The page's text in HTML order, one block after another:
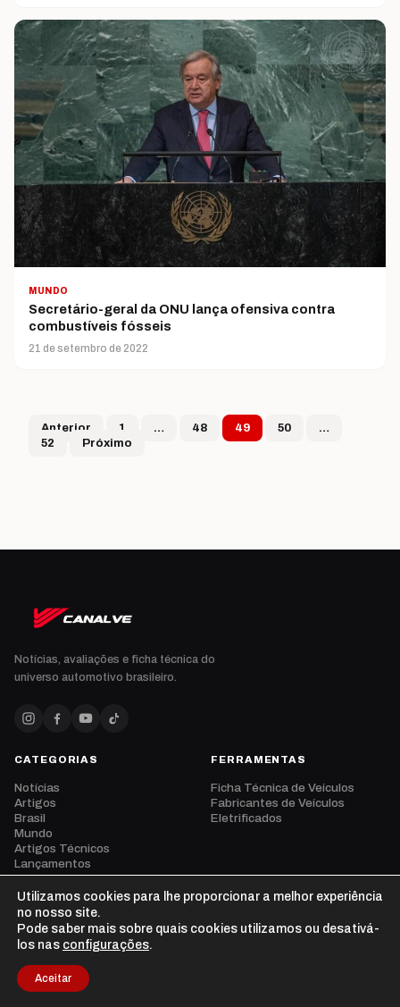
MUNDO
Secretário-geral da ONU lança ofensiva contra
combustíveis fósseis
21 de setembro de 2022
Paginação de
Anterior 1 … 48 49 50
…
52
Próximo
Notícias, avaliações e ficha técnica do
universo automotivo brasileiro.
CATEGORIAS
Notícias
Artigos
Brasil
Mundo
Artigos Técnicos
Lançamentos
Eventos
Opinião
Vídeos
FERRAMENTAS
Ficha Técnica de Veículos
Fabricantes de Veículos
Eletrificados
© 2026 CanalVE. Todos os direitos reservados.
Utilizamos cookies para lhe proporcionar a melhor experiência
no nosso site.
Pode saber mais sobre quais cookies utilizamos ou desativá-
los nas configurações.
Aceitar